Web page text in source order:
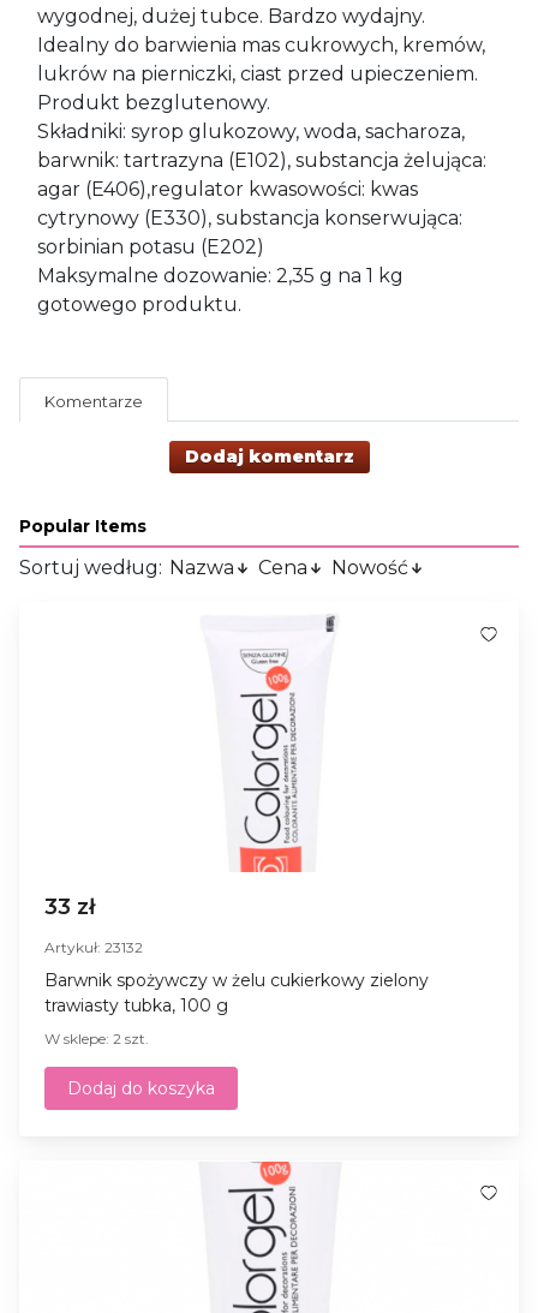
wygodnej, dużej tubce. Bardzo wydajny.
Idealny do barwienia mas cukrowych, kremów,
lukrów na pierniczki, ciast przed upieczeniem.
Produkt bezglutenowy.
Składniki: syrop glukozowy, woda, sacharoza,
barwnik: tartrazyna (E102), substancja żelująca:
agar (E406),regulator kwasowości: kwas
cytrynowy (E330), substancja konserwująca:
sorbinian potasu (E202)
Maksymalne dozowanie: 2,35 g na 1 kg
gotowego produktu.
Komentarze
Dodaj komentarz
Popular Items
Sortuj według: Nazwa Cena Nowość
33 zł
Artykuł: 23132
Barwnik spożywczy w żelu cukierkowy zielony
trawiasty tubka, 100 g
W sklepe: 2 szt.
Dodaj do koszyka